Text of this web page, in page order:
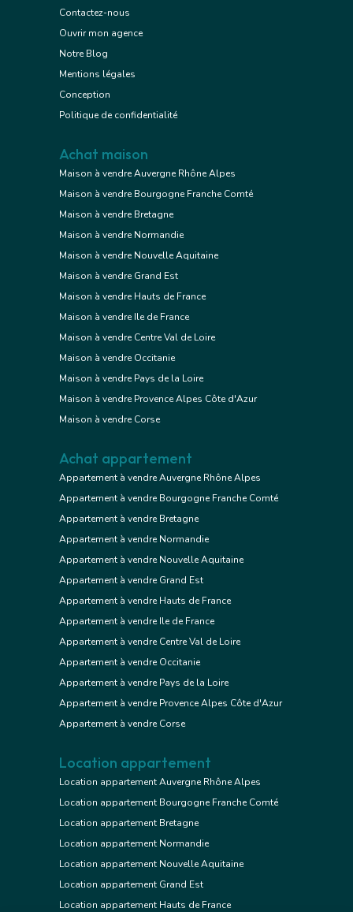
Contactez-nous
Ouvrir mon agence
Notre Blog
Mentions légales
Conception
Politique de confidentialité
Achat maison
Maison à vendre Auvergne Rhône Alpes
Maison à vendre Bourgogne Franche Comté
Maison à vendre Bretagne
Maison à vendre Normandie
Maison à vendre Nouvelle Aquitaine
Maison à vendre Grand Est
Maison à vendre Hauts de France
Maison à vendre Ile de France
Maison à vendre Centre Val de Loire
Maison à vendre Occitanie
Maison à vendre Pays de la Loire
Maison à vendre Provence Alpes Côte d'Azur
Maison à vendre Corse
Achat appartement
Appartement à vendre Auvergne Rhône Alpes
Appartement à vendre Bourgogne Franche Comté
Appartement à vendre Bretagne
Appartement à vendre Normandie
Appartement à vendre Nouvelle Aquitaine
Appartement à vendre Grand Est
Appartement à vendre Hauts de France
Appartement à vendre Ile de France
Appartement à vendre Centre Val de Loire
Appartement à vendre Occitanie
Appartement à vendre Pays de la Loire
Appartement à vendre Provence Alpes Côte d'Azur
Appartement à vendre Corse
Location appartement
Location appartement Auvergne Rhône Alpes
Location appartement Bourgogne Franche Comté
Location appartement Bretagne
Location appartement Normandie
Location appartement Nouvelle Aquitaine
Location appartement Grand Est
Location appartement Hauts de France